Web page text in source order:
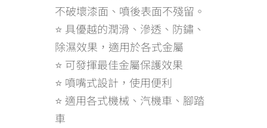
不破壞漆面、噴後表面不殘留。
⭐ 具優越的潤滑、滲透、防鏽、
除濕效果，適用於各式金屬
⭐ 可發揮最佳金屬保護效果
⭐ 噴嘴式設計，使用便利
⭐ 適用各式機械、汽機車、腳踏
車